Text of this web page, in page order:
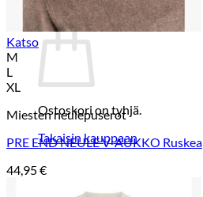
Ostoskori
Ostoskori on tyhjä.
Takaisin kauppaan
Katso
M
L
XL
Miesten neulepuserot
PRE END NEULE V-AUKKO Ruskea
44,95€